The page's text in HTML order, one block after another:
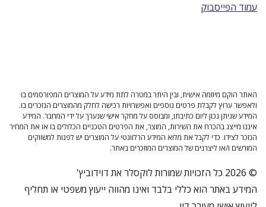
עמוד הפייסבוק
האתר הוקם מיוזמה אישית, ובין היתר במטרה לתת מידע על המוצרים המפורסמים בו
ולאפשר ערוץ לקבלת פרטים נוספים ואפשרויות רכישה לחלק מהמוצרים הנזכרים בו.
המידע שניתן נכון ליום כתיבתו, ומבוסס על מחקר אישי שנערך על ידי המחבר. המידע
איננו מייצג בהכרח את השירות, המוצר, את הפרטים הטכניים הכלולים בו או את המחיר
הנזכר לצידו. כדי לקבל את מלוא המידע הרלוונטי על המוצרים יש לפנות למשווקים
המורשים ו/או ליצרנים של המוצרים המוזכרים באתר.
© 2026 כל הזכויות שמורות לוקסלר את דוידוביץ'
המידע באתר הוא כללי בלבד ואינו מהווה ייעוץ משפטי או תחליף